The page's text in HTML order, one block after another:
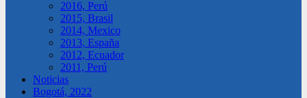
2016, Perú
2015, Brasil
2014, Mexico
2013, España
2012, Ecuador
2011, Perú
Noticias
Bogotá, 2022